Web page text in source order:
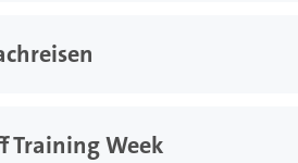
Training Week